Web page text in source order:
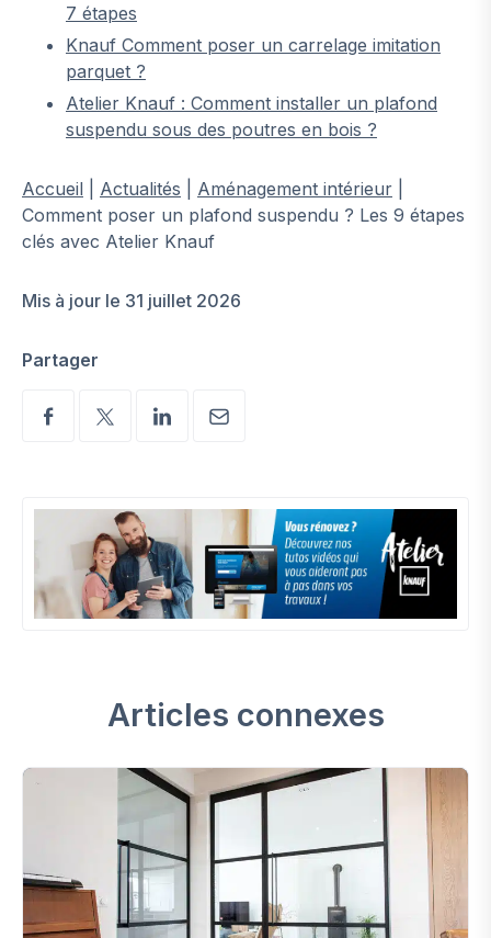
7 étapes
Knauf Comment poser un carrelage imitation
parquet ?
Atelier Knauf : Comment installer un plafond
suspendu sous des poutres en bois ?
Accueil Actualités Aménagement intérieur
Comment poser un plafond suspendu ? Les 9 étapes
clés avec Atelier Knauf
Mis à jour le 31 juillet 2026
Partager
Articles connexes